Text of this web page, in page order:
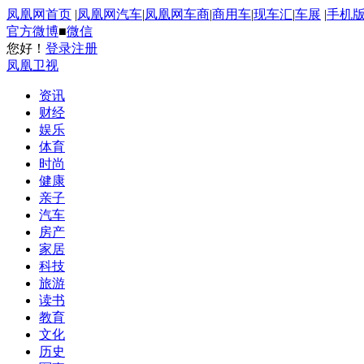
凤凰网首页 |凤凰网汽车|凤凰网车商|商用车|现车汇|车展 |手机版
官方微博■微信
您好！ 登录注册
凤凰卫视
资讯
财经
娱乐
体育
时尚
健康
亲子
汽车
房产
家居
科技
旅游
读书
教育
文化
历史